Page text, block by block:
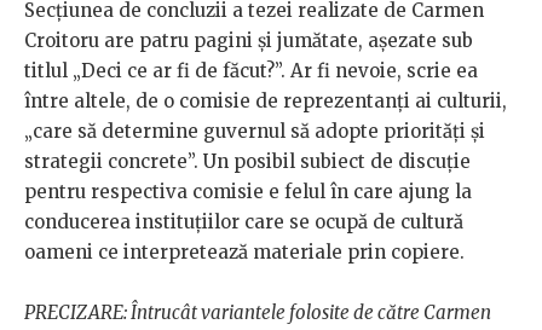
Secțiunea de concluzii a tezei realizate de Carmen
Croitoru are patru pagini și jumătate, așezate sub
titlul „Deci ce ar fi de făcut?”. Ar fi nevoie, scrie ea
între altele, de o comisie de reprezentanți ai culturii,
„care să determine guvernul să adopte priorități și
strategii concrete”. Un posibil subiect de discuție
pentru respectiva comisie e felul în care ajung la
conducerea instituțiilor care se ocupă de cultură
oameni ce interpretează materiale prin copiere.
PRECIZARE: Întrucât variantele folosite de către Carmen